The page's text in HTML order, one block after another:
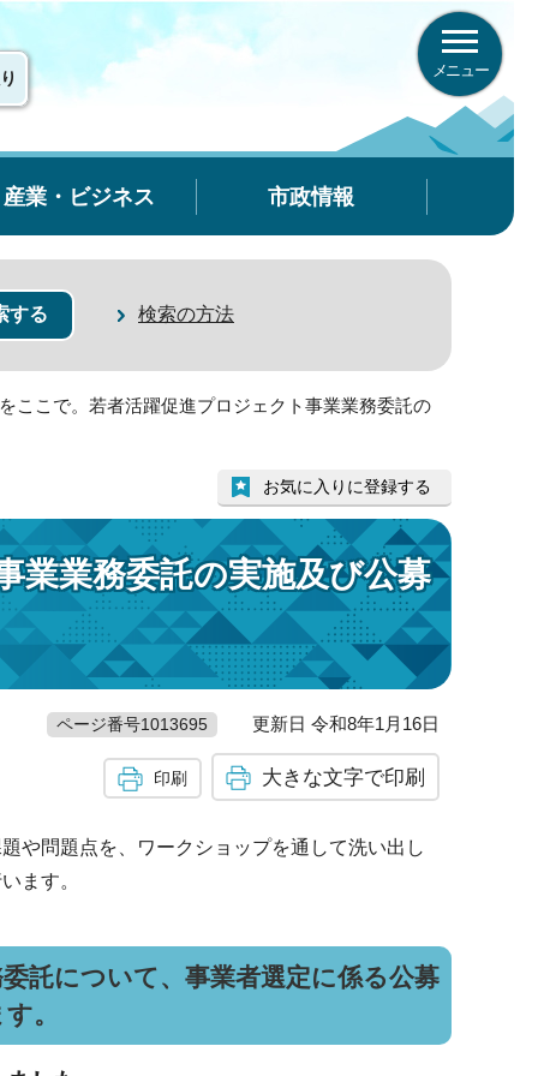
メニュー
産業・ビジネス 市政情報
検索の方法
ここで。若者活躍促進プロジェクト事業業務委託の
業業務委託の実施及び公募
お気に入りに登録する
ページ番号1013695 更新日 令和8年1月16日
印刷 大きな文字で印刷
や問題点を、ワークショップを通して洗い出し
ます。
託について、事業者選定に係る公募
。